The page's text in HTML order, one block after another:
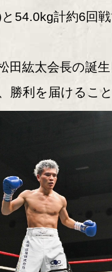
54.0kg計約6回戦
紘太会長の誕生
勝利を届けるこ